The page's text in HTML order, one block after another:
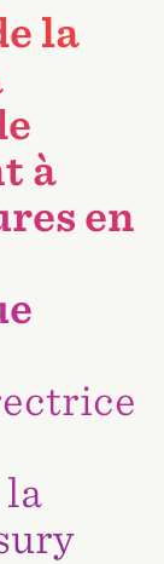
la
à
en
la